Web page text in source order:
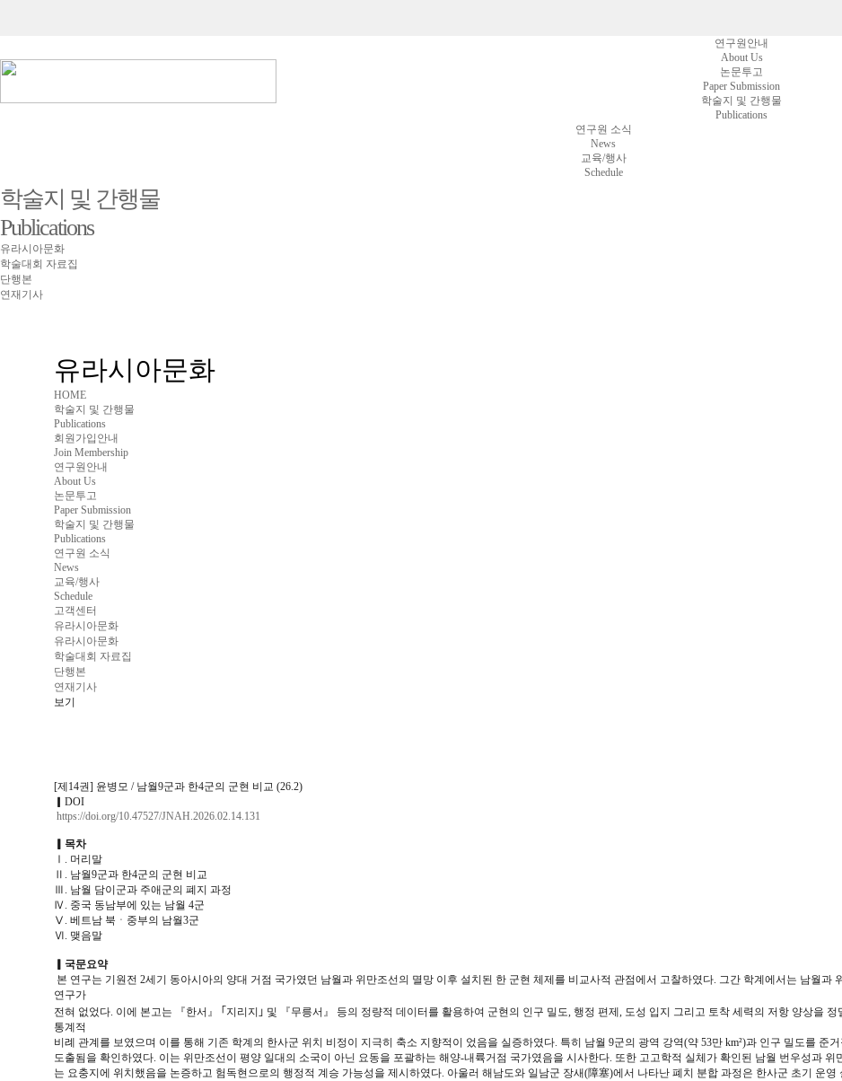
연구원안내
About Us
논문투고
Paper Submission
학술지 및 간행물
Publications
연구원 소식
News
교육/행사
Schedule
학술지 및 간행물
Publications
유라시아문화
학술대회 자료집
단행본
연재기사
유라시아문화
HOME
학술지 및 간행물
Publications
회원가입안내
Join Membership
연구원안내
About Us
논문투고
Paper Submission
학술지 및 간행물
Publications
연구원 소식
News
교육/행사
Schedule
고객센터
유라시아문화
유라시아문화
학술대회 자료집
단행본
연재기사
보기
[제14권] 윤병모 / 남월9군과 한4군의 군현 비교 (26.2)
DOI
https://doi.org/10.47527/JNAH.2026.02.14.131
목차
Ⅰ. 머리말
Ⅱ. 남월9군과 한4군의 군현 비교
Ⅲ. 남월 담이군과 주애군의 폐지 과정
Ⅳ. 중국 동남부에 있는 남월 4군
Ⅴ. 베트남 북ㆍ중부의 남월3군
Ⅵ. 맺음말
국문요약
본 연구는 기원전 2세기 동아시아의 양대 거점 국가였던 남월과 위만조선의 멸망 이후 설치된 한 군현 체제를 비교사적 관점에서 고찰하였다. 그간 학계에서는 남월
연구가
전혀 없었다. 이에 본고는 『한서』 ｢지리지｣ 및 『무릉서』 등의 정량적 데이터를 활용하여 군현의 인구 밀도, 행정 편제, 도성 입지 그리고 토착 세력의 저항 양상을
통계적
비례 관계를 보였으며 이를 통해 기존 학계의 한사군 위치 비정이 지극히 축소 지향적이 었음을 실증하였다. 특히 남월 9군의 광역 강역(약 53만 km²)과 인구 밀도를 준
도출됨을 확인하였다. 이는 위만조선이 평양 일대의 소국이 아닌 요동을 포괄하는 해양-내륙거점 국가였음을 시사한다. 또한 고고학적 실체가 확인된 남월 번우성과
는 요충지에 위치했음을 논증하고 험독현으로의 행정적 계승 가능성을 제시하였다. 아울러 해남도와 일남군 장새(障塞)에서 나타난 폐치 분합 과정은 한사군 초기 운